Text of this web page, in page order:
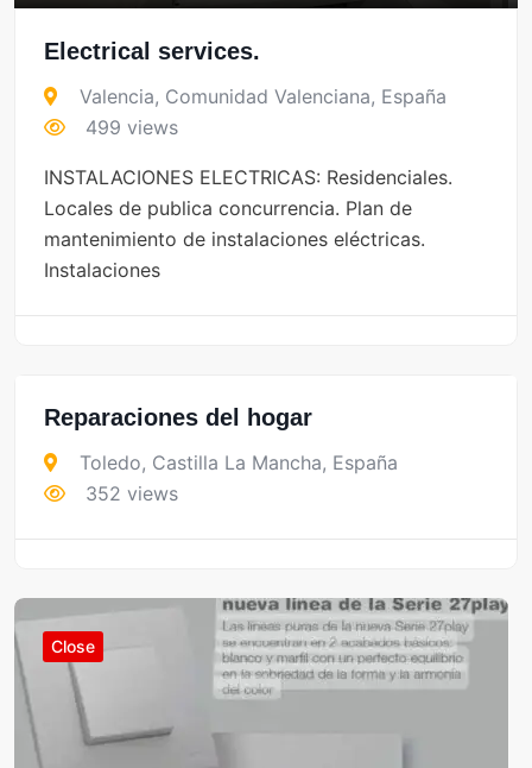
Electrical services.
Valencia, Comunidad Valenciana, España
499 views
INSTALACIONES ELECTRICAS: Residenciales.
Locales de publica concurrencia. Plan de
mantenimiento de instalaciones eléctricas.
Instalaciones
Reparaciones del hogar
Toledo, Castilla La Mancha, España
352 views
Close